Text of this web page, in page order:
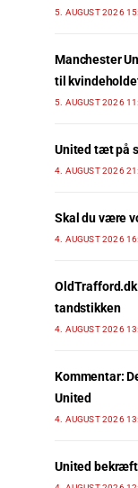
5. AUGUST 2026
Manchester
til
5. AUGUST 2026
United tæt på
4. AUGUST 2026
Skal du være
4. AUGUST 2026
tandstikken
4. AUGUST 2026
Kommentar:
United
4. AUGUST 2026
United